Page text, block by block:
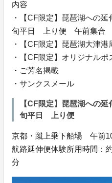
内容
・【CF限定】琵琶湖への
旬平日 上り便 午前集合
・【CF限定】琵琶湖大津港
・【CF限定】オリジナルポ
・ご芳名掲載
・サンクスメール
【CF限定】琵琶湖への
旬平日 上り便
京都・蹴上乗下船場 午前
航路延伸便体験所用時間：
分